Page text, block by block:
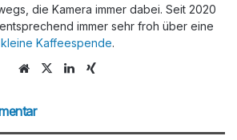
die Kamera immer dabei. Seit 2020
immer sehr froh über eine
kleine Kaffeespende.
We
eit
X
Lin